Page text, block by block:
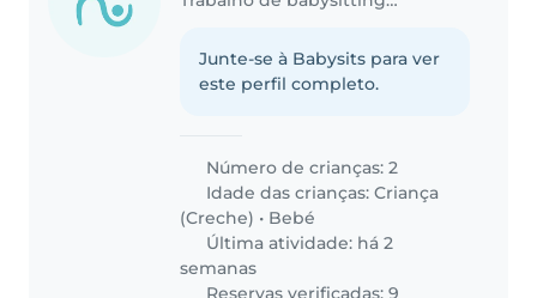
Junte-se à Babysits para ver
este perfil completo.
Número de crianças: 2
Idade das crianças:Criança
(Creche) • Bebé
Última atividade: há 2
semanas
Reservas verificadas: 9